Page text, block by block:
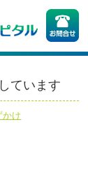
ています
かけ